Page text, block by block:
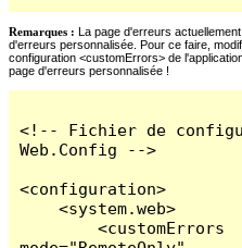
Remarques : La page d'erreurs
d'erreurs personnalisée. Pour ce faire,
configuration <customErrors> de
page d'erreurs personnalisée !
<!-- Fichier de
Web.Config -->
<configuration>
    <system.web>
        <customErrors